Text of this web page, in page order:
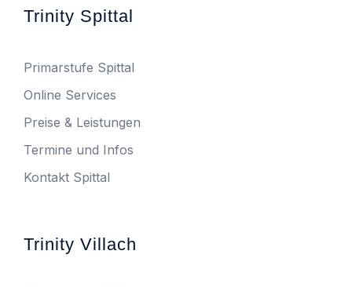
Trinity Spittal
Primarstufe Spittal
Online Services
Preise & Leistungen
Termine und Infos
Kontakt Spittal
Trinity Villach